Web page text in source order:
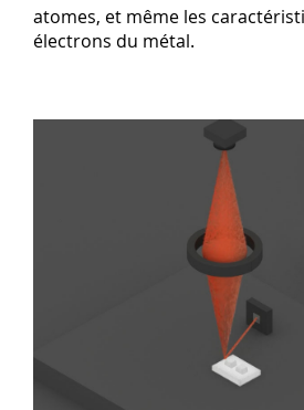
atomes, et même les
électrons du métal.